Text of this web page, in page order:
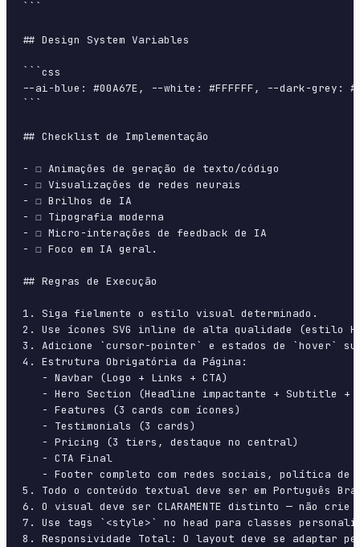
```
## Design System Variables
```css
--ai-blue: #00A67E, --white: #FFFFFF, --dark-
```
## Checklist de Implementação
- ☐ Animações de geração de texto/código
- ☐ Visualizações de redes neurais
- ☐ Brilhos de IA
- ☐ Tipografia moderna
- ☐ Micro-interações de feedback de IA
- ☐ Foco em IA geral.
## Regras de Execução
1. Siga fielmente o estilo visual determinado.
2. Use ícones SVG inline de alta qualidade (estilo
3. Adicione `cursor-pointer` e estados de `hover`
4. Estrutura Obrigatória da Página:
   - Navbar (Logo + Links + CTA)
- Hero Section (Headline impactante + Subtitle +
   - Features (3 cards com ícones)
   - Testimonials (3 cards)
   - Pricing (3 tiers, destaque no central)
   - CTA Final
- Footer completo com redes sociais, política
5. Todo o conteúdo textual deve ser em Português
6. O visual deve ser CLARAMENTE distinto — não
7. Use tags `<style>` no head para classes
8. Responsividade Total: O layout deve se adaptar